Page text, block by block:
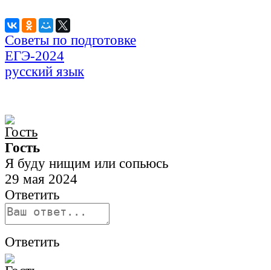
Советы по подготовке
ЕГЭ-2024
русский язык
Гость
Я буду нищим или сопьюсь
29 мая 2024
Ответить
Ответить